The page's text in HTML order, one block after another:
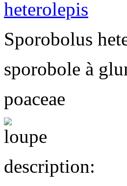
Sporobolus
sporobole à
poaceae
description: